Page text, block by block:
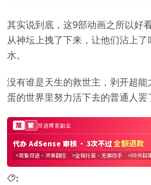
其实说到底，这9部动画之所以好
从神坛上拽了下来，让他们沾上
水。
没有谁是天生的救世主，剥开超
蛋的世界里努力活下去的普通人罢
: